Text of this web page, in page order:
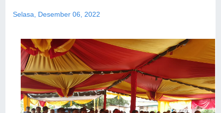
Selasa, Desember 06, 2022